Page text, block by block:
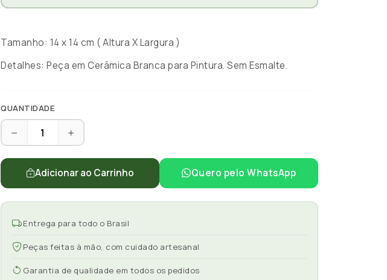
Tamanho: 14 x 14 cm ( Altura X Largura )
Detalhes: Peça em Cerâmica Branca para Pintura. Sem Esmalte.
QUANTIDADE
Adicionar ao Carrinho Quero pelo WhatsApp
Entrega para todo o Brasil
Peças feitas à mão, com cuidado artesanal
Garantia de qualidade em todos os pedidos